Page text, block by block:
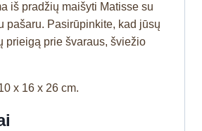
iš pradžių maišyti Matisse su
pašaru. Pasirūpinkite, kad jūsų
prieigą prie švaraus, šviežio
x 16 x 26 cm.